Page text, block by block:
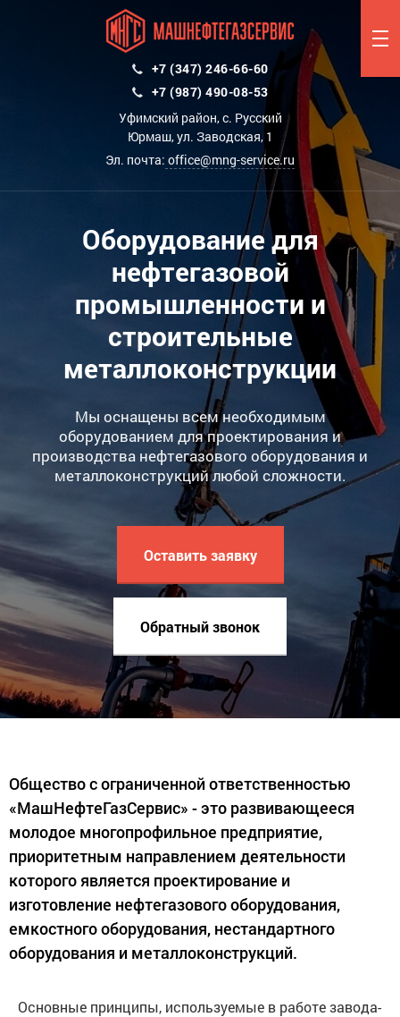
+7 (347) 246-66-60
+7 (987) 490-08-53
Уфимский район, с. Русский
Юрмаш, ул. Заводская, 1
Эл. почта: office@mng-service.ru
Оборудование для
нефтегазовой
промышленности и
строительные
металлоконструкции
Мы оснащены всем необходимым
оборудованием для проектирования и
производства нефтегазового оборудования и
металлоконструкций любой сложности.
Оставить заявку
Обратный звонок
Общество с ограниченной ответственностью
«МашНефтеГазСервис» - это развивающееся
молодое многопрофильное предприятие,
приоритетным направлением деятельности
которого является проектирование и
изготовление нефтегазового оборудования,
емкостного оборудования, нестандартного
оборудования и металлоконструкций.
Основные принципы, используемые в работе завода-